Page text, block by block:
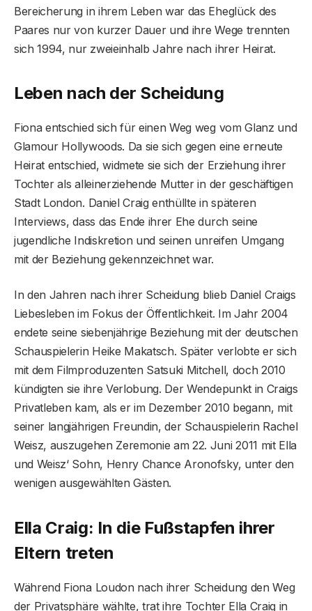
Bereicherung in ihrem Leben war das Eheglück des
Paares nur von kurzer Dauer und ihre Wege trennten
sich 1994, nur zweieinhalb Jahre nach ihrer Heirat.
Leben nach der Scheidung
Fiona entschied sich für einen Weg weg vom Glanz und
Glamour Hollywoods. Da sie sich gegen eine erneute
Heirat entschied, widmete sie sich der Erziehung ihrer
Tochter als alleinerziehende Mutter in der geschäftigen
Stadt London. Daniel Craig enthüllte in späteren
Interviews, dass das Ende ihrer Ehe durch seine
jugendliche Indiskretion und seinen unreifen Umgang
mit der Beziehung gekennzeichnet war.
In den Jahren nach ihrer Scheidung blieb Daniel Craigs
Liebesleben im Fokus der Öffentlichkeit. Im Jahr 2004
endete seine siebenjährige Beziehung mit der deutschen
Schauspielerin Heike Makatsch. Später verlobte er sich
mit dem Filmproduzenten Satsuki Mitchell, doch 2010
kündigten sie ihre Verlobung. Der Wendepunkt in Craigs
Privatleben kam, als er im Dezember 2010 begann, mit
seiner langjährigen Freundin, der Schauspielerin Rachel
Weisz, auszugehen Zeremonie am 22. Juni 2011 mit Ella
und Weisz‘ Sohn, Henry Chance Aronofsky, unter den
wenigen ausgewählten Gästen.
Ella Craig: In die Fußstapfen ihrer
Eltern treten
Während Fiona Loudon nach ihrer Scheidung den Weg
der Privatsphäre wählte, trat ihre Tochter Ella Craig in